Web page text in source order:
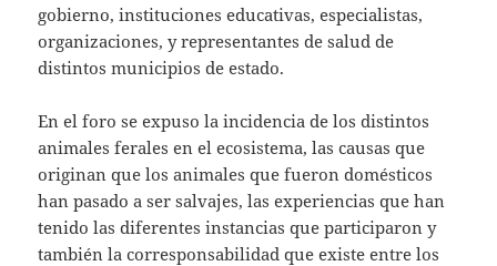
gobierno, instituciones educativas, especialistas,
organizaciones, y representantes de salud de
distintos municipios de estado.
En el foro se expuso la incidencia de los distintos
animales ferales en el ecosistema, las causas que
originan que los animales que fueron domésticos
han pasado a ser salvajes, las experiencias que han
tenido las diferentes instancias que participaron y
también la corresponsabilidad que existe entre los